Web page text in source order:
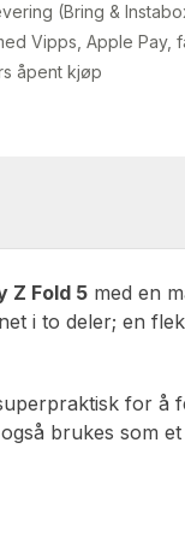
(Bring &
Vipps, Apple Pay,
åpent kjøp
Z Fold 5 med en
i to deler; en
for å
brukes som